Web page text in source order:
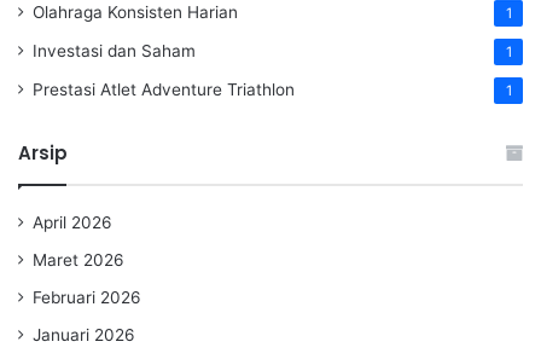
Olahraga Konsisten Harian 1
Investasi dan Saham 1
Prestasi Atlet Adventure Triathlon 1
Arsip
April 2026
Maret 2026
Februari 2026
Januari 2026